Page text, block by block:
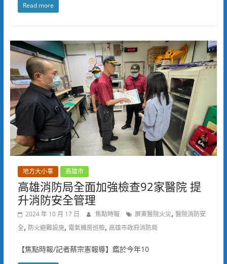
Read more
地方大小事 高雄市
高雄消防局全面加強檢查92家醫院 提
升消防安全管理
2024 年 10 月 17 日 焦點時報 屏東醫院火災, 醫院消防安
全, 防火避難設施, 電氣機房巡檢, 高雄市政府消防局
【焦點時報/記者蔡宗憲報導】鑑於今年10